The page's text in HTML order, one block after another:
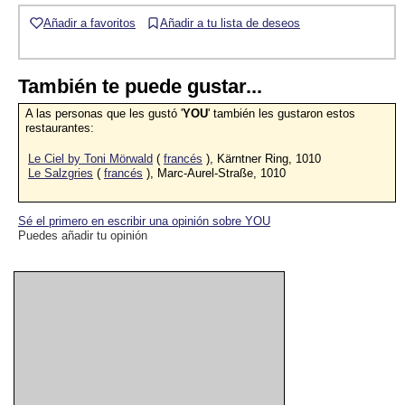
Añadir a favoritos Añadir a tu lista de deseos
También te puede gustar...
A las personas que les gustó 'YOU' también les gustaron estos
restaurantes:
Le Ciel by Toni Mörwald ( francés ), Kärntner Ring, 1010
Le Salzgries ( francés ), Marc-Aurel-Straße, 1010
Sé el primero en escribir una opinión sobre YOU
Puedes añadir tu opinión